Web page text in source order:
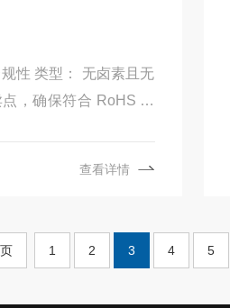
性 类型： 无卤素且无
，确保符合 RoHS 和
查看详情
1 2 3 4 5